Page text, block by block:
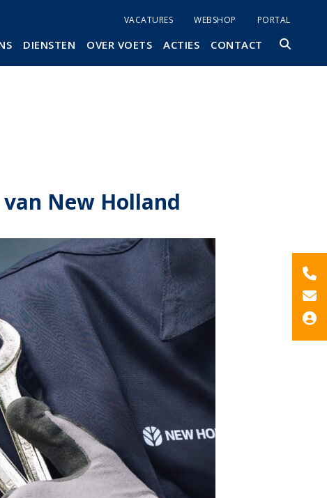
VACATURES WEBSHOP PORTAL
DIENSTEN OVER VOETS ACTIES CONTACT
New Holland